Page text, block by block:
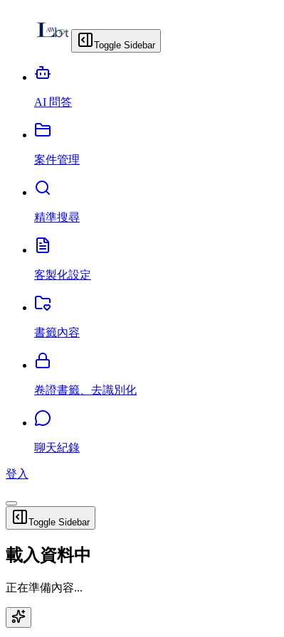
Toggle Sidebar
AI 問答
案件管理
精準搜尋
客製化設定
書籤內容
卷證書籤、去識別化
聊天紀錄
登入
Toggle Sidebar
載入資料中
正在準備內容...